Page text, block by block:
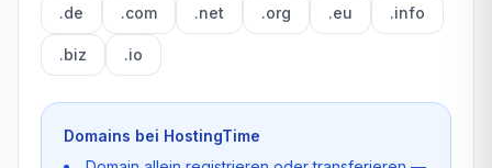
.de .com .net .org .eu .info
.biz .io
Domains bei HostingTime